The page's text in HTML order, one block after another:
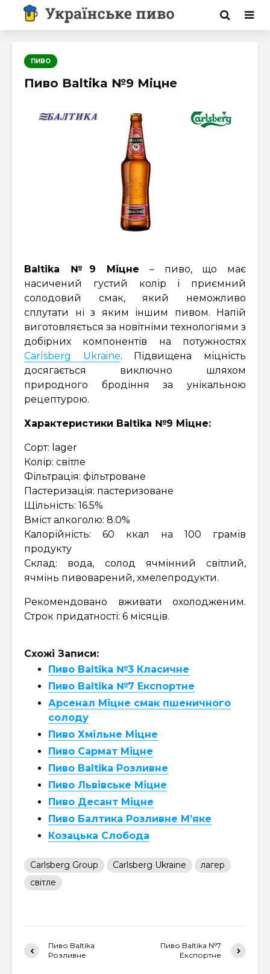
ПИВО
Пиво Baltika №9 Міцне
Baltika №9 Міцне– пиво, що має
насичений густий колір і приємний
солодовий смак, який неможливо
сплутати ні з яким іншим пивом. Напій
виготовляється за новітніми технологіями з
добірних компонентів на потужностях
Carlsberg Ukraine. Підвищена міцність
досягається виключно шляхом
природного бродіння за унікальною
рецептурою.
Характеристики Baltika №9 Міцне:
Сорт: lager
Колір: світле
Фільтрація: фільтроване
Пастеризація: пастеризоване
Щільність: 16.5%
Вміст алкоголю: 8.0%
Калорійність: 60 ккал на 100 грамів
продукту
Склад: вода, солод ячмінний світлий,
ячмінь пивоварений, хмелепродукти.
Рекомендовано вживати охолодженим.
Строк придатності: 6 місяців.
Схожі Записи:
Пиво Baltika №3 Класичне
Пиво Baltika №7 Експортне
Арсенал Міцне смак пшеничного
солоду
Пиво Хмільне Міцне
Пиво Сармат Міцне
Пиво Baltika Розливне
Пиво Львівське Міцне
Пиво Десант Міцне
Пиво Балтика Розливне М’яке
Козацька Слобода
Carlsberg Group Carlsberg Ukraine
лагер
світле
Пиво Baltika
Розливне
Пиво Baltika №7
Експортне